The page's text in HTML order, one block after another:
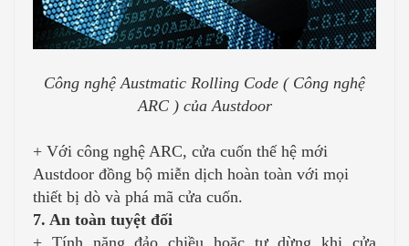
Công nghệ Austmatic Rolling Code ( Công nghệ
ARC ) của Austdoor
+ Với công nghệ ARC, cửa cuốn thế hệ mới
Austdoor đồng bộ miễn dịch hoàn toàn với mọi
thiết bị dò và phá mã cửa cuốn.
7. An toàn tuyệt đối
+ Tính năng đảo chiều hoặc tự dừng khi cửa